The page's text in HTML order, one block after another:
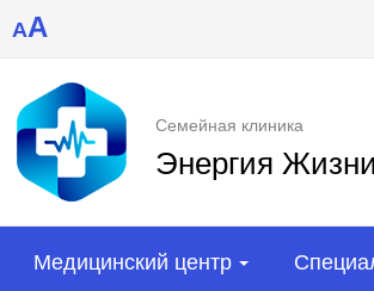
AA
Семейная клиника
Энергия Жизни
Медицинский центр